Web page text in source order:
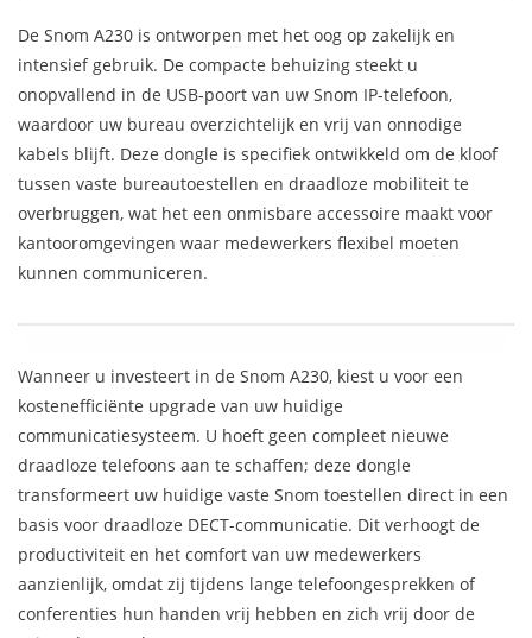
De Snom A230 is ontworpen met het oog op zakelijk en
intensief gebruik. De compacte behuizing steekt u
onopvallend in de USB-poort van uw Snom IP-telefoon,
waardoor uw bureau overzichtelijk en vrij van onnodige
kabels blijft. Deze dongle is specifiek ontwikkeld om de kloof
tussen vaste bureautoestellen en draadloze mobiliteit te
overbruggen, wat het een onmisbare accessoire maakt voor
kantooromgevingen waar medewerkers flexibel moeten
kunnen communiceren.
Wanneer u investeert in de Snom A230, kiest u voor een
kostenefficiënte upgrade van uw huidige
communicatiesysteem. U hoeft geen compleet nieuwe
draadloze telefoons aan te schaffen; deze dongle
transformeert uw huidige vaste Snom toestellen direct in een
basis voor draadloze DECT-communicatie. Dit verhoogt de
productiviteit en het comfort van uw medewerkers
aanzienlijk, omdat zij tijdens lange telefoongesprekken of
conferenties hun handen vrij hebben en zich vrij door de